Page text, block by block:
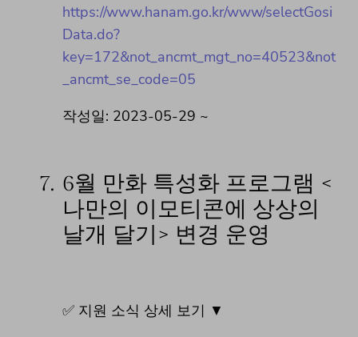
https://www.hanam.go.kr/www/selectGosi
Data.do?
key=172&not_ancmt_mgt_no=40523&not
_ancmt_se_code=05
작성일: 2023-05-29 ~
7. 6월 만화 특성화 프로그램 <
나만의 이모티콘에 상상의
날개 달기> 변경 운영
✅ 지원 소식 상세 보기 ▼